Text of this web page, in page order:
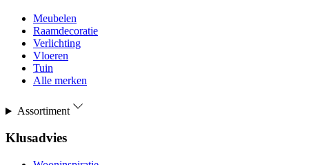
Meubelen
Raamdecoratie
Verlichting
Vloeren
Tuin
Alle merken
Assortiment
Klusadvies